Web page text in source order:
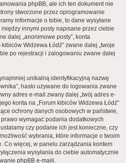
phpBB, ale ich ten dokument nie
stworzone przez oprogramowanie
informacje o tobie, to dane wysyłane
innymi posty napisane przez ciebie
dalej „anonimowe posty”, konta
Widzewa Łódź” zwane dalej „twoje
po rejestracji i zalogowaniu zwane dalej
unikalną identyfikacyjną nazwę
hasło używane do logowania zwane
adres e-mail zwany dalej „twój adres e-
konta na „Forum kibiców Widzewa Łódź”
ochrony danych osobowych w państwie,
wymagać podania dodatkowych
czy podanie ich jest konieczne, czy
wybrania, które informacje o twoim
Co więcej, w panelu zarządzania kontem
wysyłania do ciebie automatycznie
phpBB e-maili.